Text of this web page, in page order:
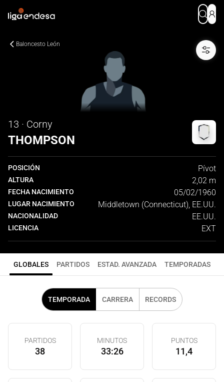
Baloncesto León
13 · Corny
THOMPSON
POSICIÓN Pívot
ALTURA 2,02 m
FECHA NACIMIENTO 05/02/1960
LUGAR NACIMIENTO Middletown (Connecticut), EE.UU.
NACIONALIDAD EE.UU.
LICENCIA EXT
GLOBALES PARTIDOS ESTAD. AVANZADA TEMPORADAS
TEMPORADA CARRERA RECORDS
PARTIDOS
38
MINUTOS
33:26
PUNTOS
11,4